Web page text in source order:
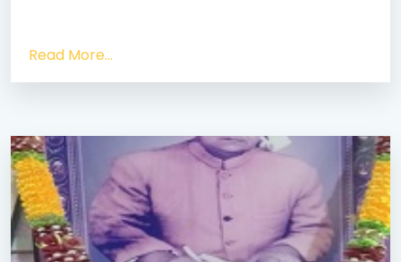
Read More...